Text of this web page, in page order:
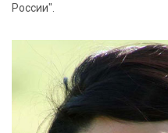
России".